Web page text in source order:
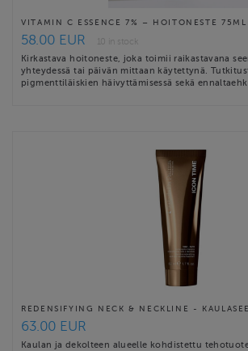
VITAMIN C ESSENCE 7% – HOITONESTE 75ML
58.00 EUR
10 in stock
Kirkastava hoitoneste, joka toimii raikastavana
yhteydessä tai päivän mittaan käytettynä.
pigmenttiläiskien häivyttämisessä sekä
REDENSIFYING NECK & NECKLINE -
63.00 EUR
Kaulan ja dekolteen alueelle kohdistettu